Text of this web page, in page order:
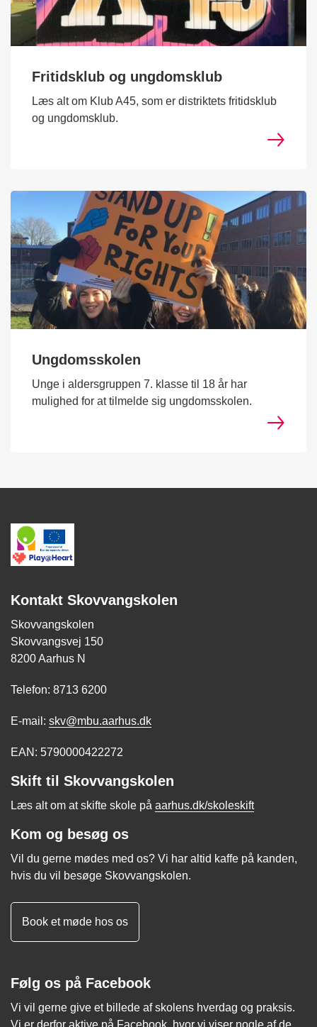
Fritidsklub og ungdomsklub
Læs alt om Klub A45, som er distriktets fritidsklub
og ungdomsklub.
Ungdomsskolen
Unge i aldersgruppen 7. klasse til 18 år har
mulighed for at tilmelde sig ungdomsskolen.
Kontakt Skovvangskolen
Skovvangskolen
Skovvangsvej 150
8200 Aarhus N
Telefon: 8713 6200
E-mail: skv@mbu.aarhus.dk
EAN: 5790000422272
Skift til Skovvangskolen
Læs alt om at skifte skole på aarhus.dk/skoleskift
Kom og besøg os
Vil du gerne mødes med os? Vi har altid kaffe på kanden,
hvis du vil besøge Skovvangskolen.
Book et møde hos os
Følg os på Facebook
Vi vil gerne give et billede af skolens hverdag og praksis.
Vi er derfor aktive på Facebook, hvor vi viser nogle af de